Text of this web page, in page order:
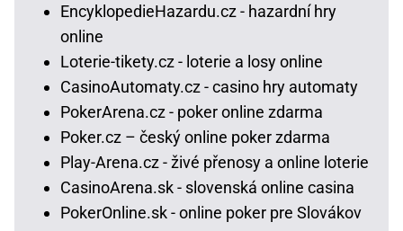
EncyklopedieHazardu.cz - hazardní hry
online
Loterie-tikety.cz - loterie a losy online
CasinoAutomaty.cz - casino hry automaty
PokerArena.cz - poker online zdarma
Poker.cz – český online poker zdarma
Play-Arena.cz - živé přenosy a online loterie
CasinoArena.sk - slovenská online casina
PokerOnline.sk - online poker pre Slovákov